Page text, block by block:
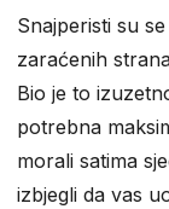
Snajperisti su
zaraćenih
Bio je to
potrebna
morali satima
izbjegli da vas